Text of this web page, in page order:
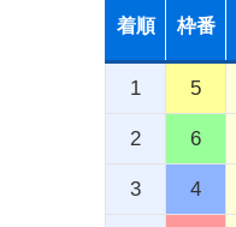
着順 枠番
1 5
2 6
3 4